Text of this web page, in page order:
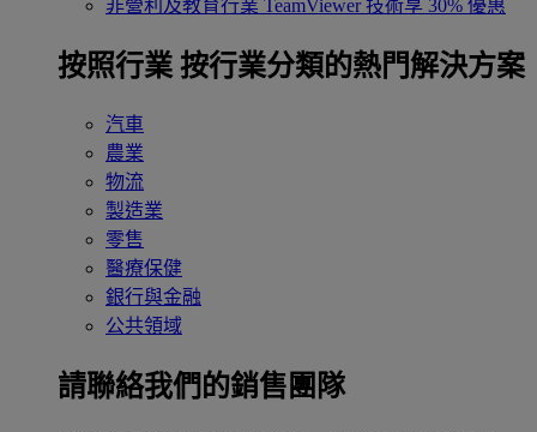
非營利及教育行業 TeamViewer 技術享 30% 優惠
按照行業 按行業分類的熱門解決方案
汽車
農業
物流
製造業
零售
醫療保健
銀行與金融
公共領域
請聯絡我們的銷售團隊